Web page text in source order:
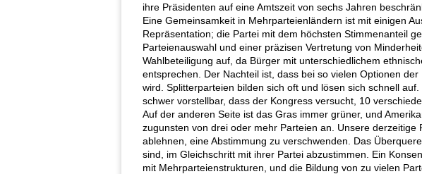
ihre Präsidenten auf eine Amtszeit von sechs Jahren
Eine Gemeinsamkeit in Mehrparteienländern ist mit einigen
Repräsentation; die Partei mit dem höchsten Stimmenanteil
Parteienauswahl und einer präzisen Vertretung von
Wahlbeteiligung auf, da Bürger mit unterschiedlichem
entsprechen. Der Nachteil ist, dass bei so vielen Optionen
wird. Splitterparteien bilden sich oft und lösen sich schnell
schwer vorstellbar, dass der Kongress versucht, 10
Auf der anderen Seite ist das Gras immer grüner, und
zugunsten von drei oder mehr Parteien an. Unsere
ablehnen, eine Abstimmung zu verschwenden. Das
sind, im Gleichschritt mit ihrer Partei abzustimmen. Ein
mit Mehrparteienstrukturen, und die Bildung von zu vielen